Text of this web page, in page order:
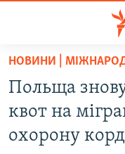
Перейти
основного
матеріалу
до
ВСЕ ЗА ДОБУ
НОВИНИ |
Польща
квот на
охорону